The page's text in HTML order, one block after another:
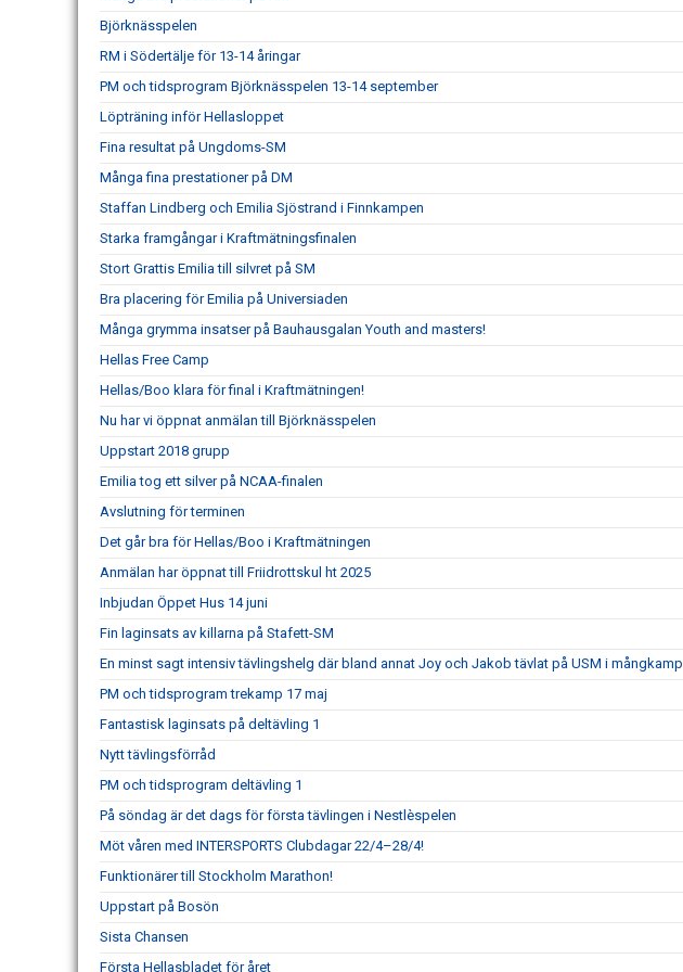
Björknässpelen
RM i Södertälje för 13-14 åringar
PM och tidsprogram Björknässpelen 13-14 september
Löpträning inför Hellasloppet
Fina resultat på Ungdoms-SM
Många fina prestationer på DM
Staffan Lindberg och Emilia Sjöstrand i Finnkampen
Starka framgångar i Kraftmätningsfinalen
Stort Grattis Emilia till silvret på SM
Bra placering för Emilia på Universiaden
Många grymma insatser på Bauhausgalan Youth and masters!
Hellas Free Camp
Hellas/Boo klara för final i Kraftmätningen!
Nu har vi öppnat anmälan till Björknässpelen
Uppstart 2018 grupp
Emilia tog ett silver på NCAA-finalen
Avslutning för terminen
Det går bra för Hellas/Boo i Kraftmätningen
Anmälan har öppnat till Friidrottskul ht 2025
Inbjudan Öppet Hus 14 juni
Fin laginsats av killarna på Stafett-SM
En minst sagt intensiv tävlingshelg där bland annat Joy och Jakob tävlat på USM i mångkamp
PM och tidsprogram trekamp 17 maj
Fantastisk laginsats på deltävling 1
Nytt tävlingsförråd
PM och tidsprogram deltävling 1
På söndag är det dags för första tävlingen i Nestlèspelen
Möt våren med INTERSPORTS Clubdagar 22/4–28/4!
Funktionärer till Stockholm Marathon!
Uppstart på Bosön
Sista Chansen
Första Hellasbladet för året